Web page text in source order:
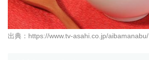
出典：https://www.tv-asahi.co.jp/aibamanabu/